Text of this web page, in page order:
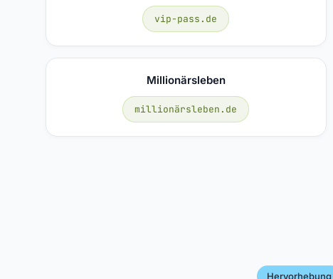
vip-pass.de
Millionärsleben
millionärsleben.de
Hervorhebung